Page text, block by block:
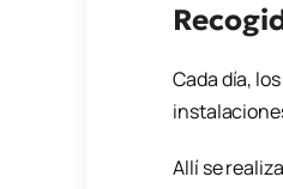
Cada día,
Allí se